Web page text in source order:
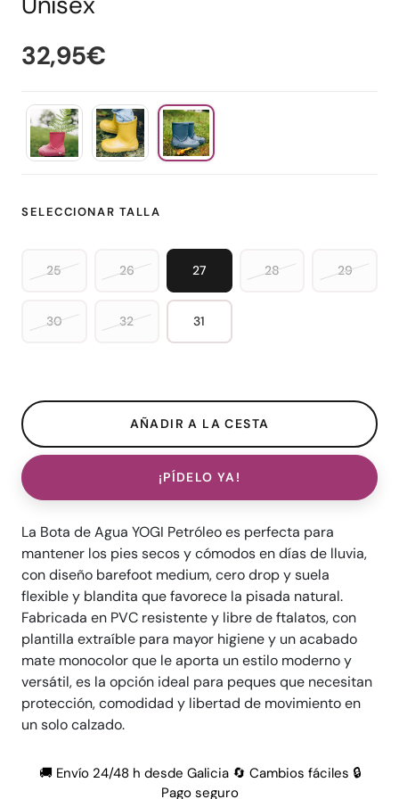
32,95€
SELECCIONAR TALLA
25 26 27 28 29
30 32 31
¡PÍDELO YA!
La Bota de Agua YOGI Petróleo es perfecta para
mantener los pies secos y cómodos en días de lluvia,
con diseño barefoot medium, cero drop y suela
flexible y blandita que favorece la pisada natural.
Fabricada en PVC resistente y libre de ftalatos, con
plantilla extraíble para mayor higiene y un acabado
mate monocolor que le aporta un estilo moderno y
versátil, es la opción ideal para peques que necesitan
protección, comodidad y libertad de movimiento en
un solo calzado.
🚚 Envío 24/48 h desde Galicia 🔄 Cambios fáciles 🔒
Pago seguro